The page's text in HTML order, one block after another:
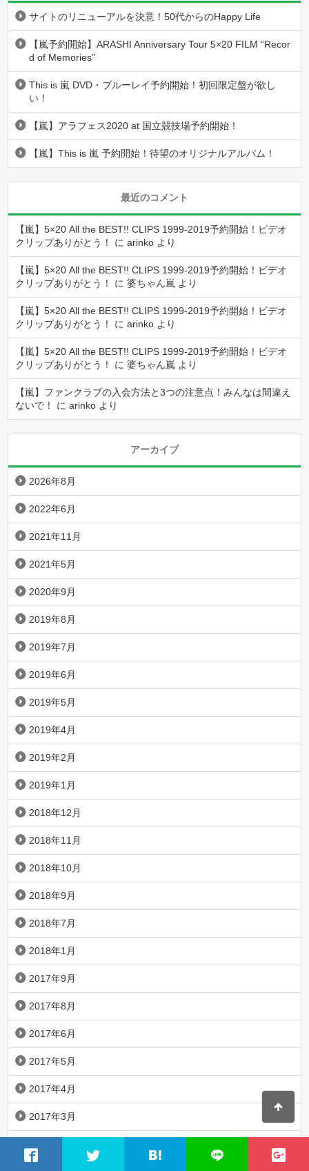
サイトのリニューアルを決意！50代からのHappy Life
【嵐予約開始】ARASHI Anniversary Tour 5×20 FILM “Recor
d of Memories”
This is 嵐 DVD・ブルーレイ予約開始！初回限定盤が欲し
い！
【嵐】アラフェス2020 at 国立競技場予約開始！
【嵐】This is 嵐 予約開始！待望のオリジナルアルバム！
最近のコメント
【嵐】5×20 All the BEST!! CLIPS 1999-2019予約開始！ビデオ
クリップありがとう！
にarinko より
【嵐】5×20 All the BEST!! CLIPS 1999-2019予約開始！ビデオ
クリップありがとう！
に婆ちゃん嵐 より
【嵐】5×20 All the BEST!! CLIPS 1999-2019予約開始！ビデオ
クリップありがとう！
にarinko より
【嵐】5×20 All the BEST!! CLIPS 1999-2019予約開始！ビデオ
クリップありがとう！
に婆ちゃん嵐 より
【嵐】ファンクラブの入会方法と3つの注意点！みんなは間違え
ないで！
にarinko より
アーカイブ
2026年8月
2022年6月
2021年11月
2021年5月
2020年9月
2019年8月
2019年7月
2019年6月
2019年5月
2019年4月
2019年2月
2019年1月
2018年12月
2018年11月
2018年10月
2018年9月
2018年7月
2018年1月
2017年9月
2017年8月
2017年6月
2017年5月
2017年4月
2017年3月